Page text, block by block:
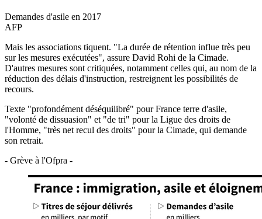
Demandes d'asile en 2017
AFP
Mais les associations tiquent. "La durée de rétention influe très peu
sur les mesures exécutées", assure David Rohi de la Cimade.
D'autres mesures sont critiquées, notamment celles qui, au nom de la
réduction des délais d'instruction, restreignent les possibilités de
recours.
Texte "profondément déséquilibré" pour France terre d'asile,
"volonté de dissuasion" et "de tri" pour la Ligue des droits de
l'Homme, "très net recul des droits" pour la Cimade, qui demande
son retrait.
- Grève à l'Ofpra -